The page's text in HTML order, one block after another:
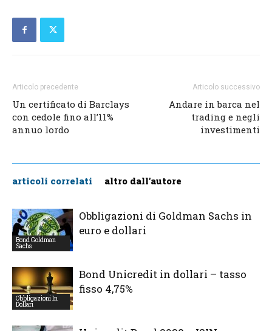
Articolo precedente
Un certificato di Barclays
con cedole fino all’11%
annuo lordo
Articolo successivo
Andare in barca nel
trading e negli
investimenti
articoli correlati altro dall'autore
Bond Goldman
Sachs
Obbligazioni di Goldman Sachs in
euro e dollari
Obbligazioni In
Dollari
Bond Unicredit in dollari – tasso
fisso 4,75%